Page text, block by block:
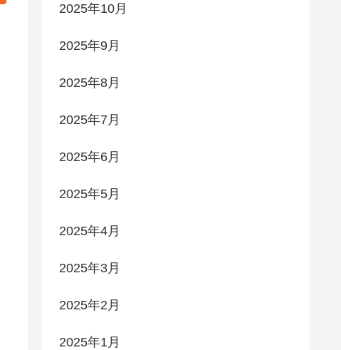
2025年10月
2025年9月
2025年8月
2025年7月
2025年6月
2025年5月
2025年4月
2025年3月
2025年2月
2025年1月